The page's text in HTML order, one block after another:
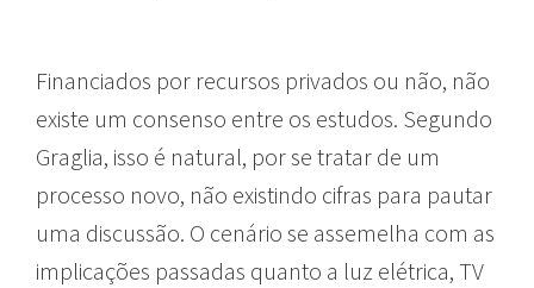
Financiados por recursos privados ou não, não
existe um consenso entre os estudos. Segundo
Graglia, isso é natural, por se tratar de um
processo novo, não existindo cifras para pautar
uma discussão. O cenário se assemelha com as
implicações passadas quanto a luz elétrica, TV